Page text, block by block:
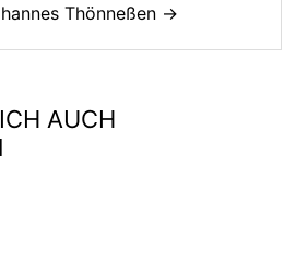
Thönneßen →
AUCH